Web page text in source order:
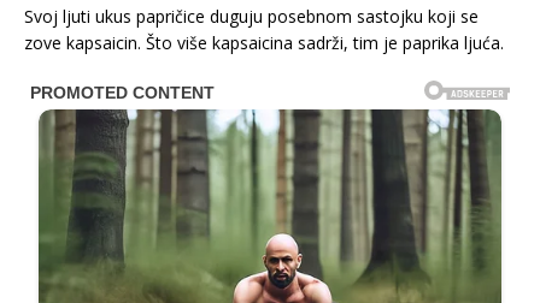
Svoj ljuti ukus papričice duguju posebnom sastojku koji se
zove kapsaicin. Što više kapsaicina sadrži, tim je paprika ljuća.